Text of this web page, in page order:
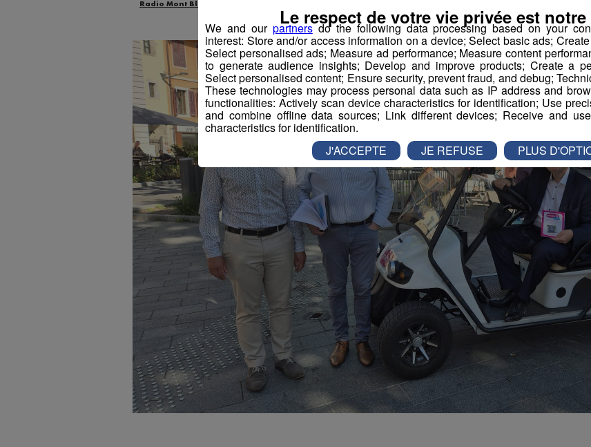
Radio Mont Blanc
We and our partnersdo the following data processing based on your
interest: Store and/or access information on a device; Select basic ads;
Select personalised ads; Measure ad performance; Measure content
to generate audience insights; Develop and improve products; Create a
Select personalised content; Ensure security, prevent fraud, and debug;
These technologies may process personal data such as IP address and
functionalities: Actively scan device characteristics for identification; Use
and combine offline data sources; Link different devices; Receive and
characteristics for identification.
Le respect de votre vie privée est
J'ACCEPTE JE REFUSE PLUS